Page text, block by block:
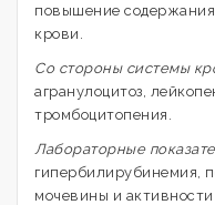
повышение
крови.
Со стороны системы
агранулоцитоз,
тромбоцитопения.
Лабораторные
гипербилирубинемия,
мочевины и